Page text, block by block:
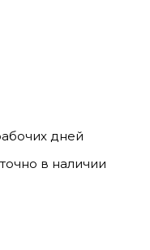
дней
в наличии